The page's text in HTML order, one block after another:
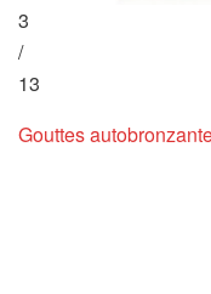
3
/
13
Gouttes